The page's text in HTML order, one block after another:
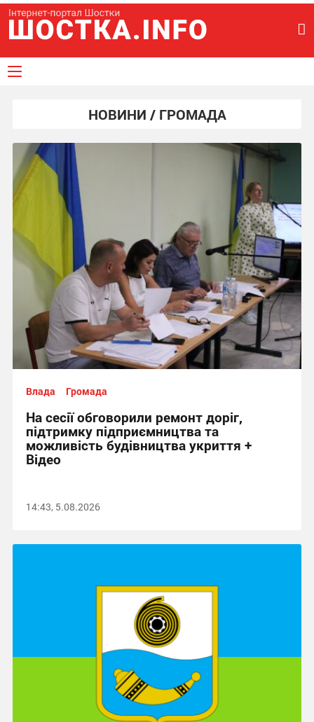
НОВИНИ / ГРОМАДА
Влада Громада
На сесії обговорили ремонт доріг,
підтримку підприємництва та
можливість будівництва укриття +
Відео
14:43, 5.08.2026